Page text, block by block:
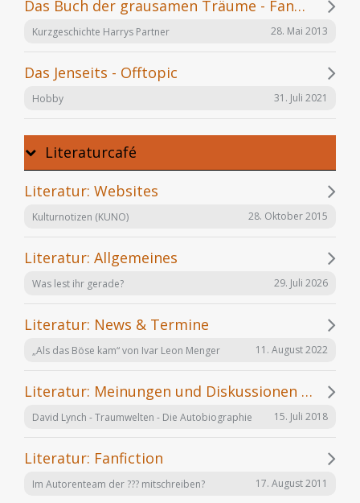
Das Buch der grausamen Träume - Fanfiction
Kurzgeschichte Harrys Partner 28. Mai 2013
Das Jenseits - Offtopic
Hobby 31. Juli 2021
Literaturcafé
Literatur: Websites
Kulturnotizen (KUNO) 28. Oktober 2015
Literatur: Allgemeines
Was lest ihr gerade? 29. Juli 2026
Literatur: News & Termine
„Als das Böse kam“ von Ivar Leon Menger 11. August 2022
Literatur: Meinungen und Diskussionen zu einzelnen Büchern
David Lynch - Traumwelten - Die Autobiographie 15. Juli 2018
Literatur: Fanfiction
Im Autorenteam der ??? mitschreiben? 17. August 2011